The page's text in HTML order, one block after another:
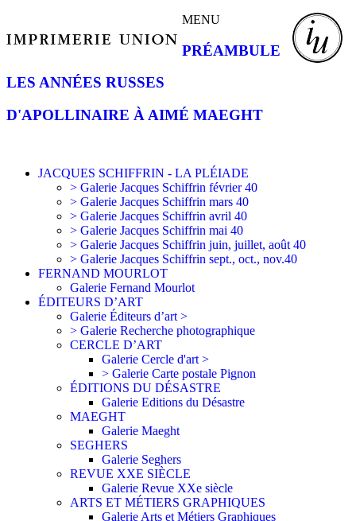
MENU
PRÉAMBULE
LES ANNÉES RUSSES
D'APOLLINAIRE À AIMÉ MAEGHT
JACQUES SCHIFFRIN - LA PLÉIADE
> Galerie Jacques Schiffrin février 40
> Galerie Jacques Schiffrin mars 40
> Galerie Jacques Schiffrin avril 40
> Galerie Jacques Schiffrin mai 40
> Galerie Jacques Schiffrin juin, juillet, août 40
> Galerie Jacques Schiffrin sept., oct., nov.40
FERNAND MOURLOT
Galerie Fernand Mourlot
ÉDITEURS D’ART
Galerie Éditeurs d’art >
> Galerie Recherche photographique
CERCLE D’ART
Galerie Cercle d'art >
> Galerie Carte postale Pignon
ÉDITIONS DU DÉSASTRE
Galerie Editions du Désastre
MAEGHT
Galerie Maeght
SEGHERS
Galerie Seghers
REVUE XXE SIÈCLE
Galerie Revue XXe siècle
ARTS ET MÉTIERS GRAPHIQUES
Galerie Arts et Métiers Graphiques